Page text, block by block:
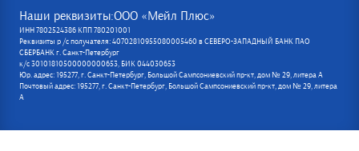
Наши реквизиты:ООО «Мейл Плюс»
ИНН 7802524386 КПП 780201001
Реквизиты р /с получателя: 40702810955080005460 в СЕВЕРО-ЗАПАДНЫЙ БАНК ПАО
СБЕРБАНК г. Санкт-Петербург
к/с 30101810500000000653, БИК 044030653
Юр. адрес: 195277, г. Санкт-Петербург, Большой Сампсониевский пр-кт, дом № 29, литера А
Почтовый адрес: 195277, г. Санкт-Петербург, Большой Сампсониевский пр-кт, дом № 29, литера
А